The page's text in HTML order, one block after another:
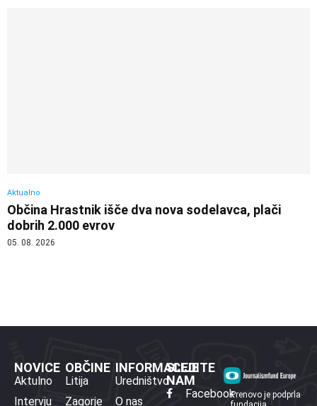
Aktualno
Občina Hrastnik išče dva nova sodelavca, plači
dobrih 2.000 evrov
05. 08. 2026
NOVICE
Aktulno
Intervju
OBČINE
Litija
Zagorje
INFORMACIJE
Uredništvo
O nas
SLEDITE
NAM
FacebookPrenovo je podprla